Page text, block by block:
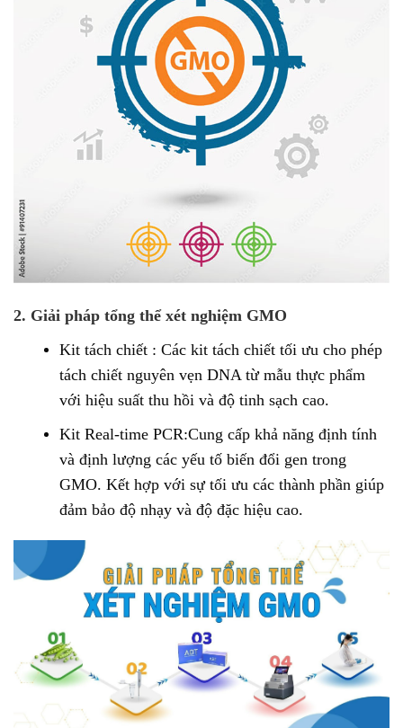
2. Giải pháp tổng thể xét nghiệm GMO
Kit tách chiết : Các kit tách chiết tối ưu cho phép
tách chiết nguyên vẹn DNA từ mẫu thực phẩm
với hiệu suất thu hồi và độ tinh sạch cao.
Kit Real-time PCR:Cung cấp khả năng định tính
và định lượng các yếu tố biến đổi gen trong
GMO. Kết hợp với sự tối ưu các thành phần giúp
đảm bảo độ nhạy và độ đặc hiệu cao.